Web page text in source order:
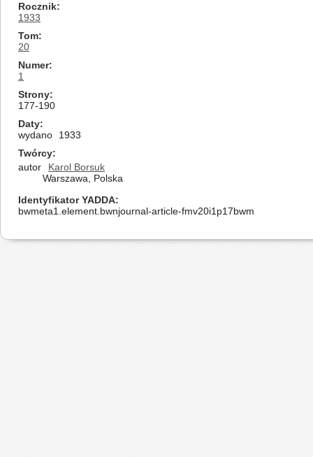
Rocznik
1933
Tom
20
Numer
1
Strony
177-190
Daty
wydano
1933
Twórcy
autor
Karol Borsuk
Warszawa, Polska
Identyfikator YADDA
bwmeta1.element.bwnjournal-article-fmv20i1p17bwm